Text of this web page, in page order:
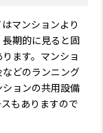
マンションより
期的に見ると固
ます。マンショ
どのランニング
ョンの共用設備
もありますので